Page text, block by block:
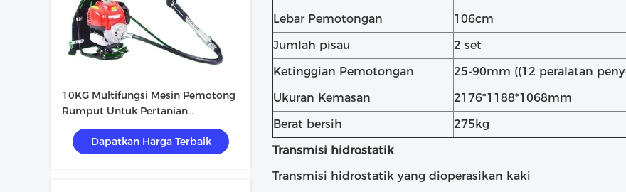
10KG Multifungsi Mesin Pemotong
Rumput Untuk Pertanian
Penggunaan Rumah
Dapatkan Harga Terbaik
Lebar Pemotongan
106cm
Jumlah pisau
2 set
Ketinggian Pemotongan
25-90mm ((12 peralatan
Ukuran Kemasan
2176*1188*1068mm
Berat bersih
275kg
Transmisi hidrostatik
Transmisi hidrostatik yang dioperasikan kaki